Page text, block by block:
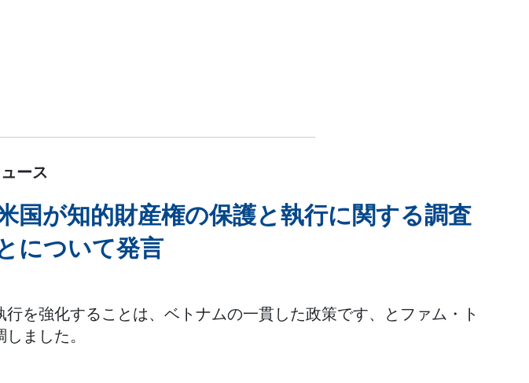
ース
国が知的財産権の保護と執行に関する調査
について発言
を強化することは、ベトナムの一貫した政策です、とファム・ト
ました。